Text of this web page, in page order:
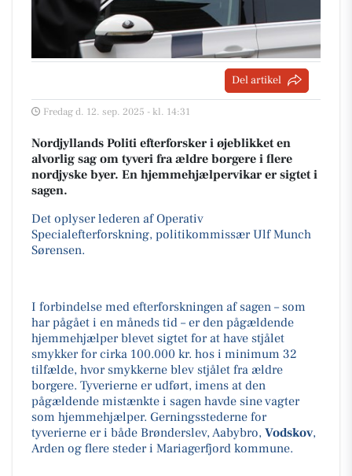
Del artikel
Fredag d. 12. sep. 2025 - kl. 14:31
Nordjyllands Politi efterforsker i øjeblikket en
alvorlig sag om tyveri fra ældre borgere i flere
nordjyske byer. En hjemmehjælpervikar er sigtet i
sagen.
Det oplyser lederen af Operativ
Specialefterforskning, politikommissær Ulf Munch
Sørensen.
I forbindelse med efterforskningen af sagen – som
har pågået i en måneds tid – er den pågældende
hjemmehjælper blevet sigtet for at have stjålet
smykker for cirka 100.000 kr. hos i minimum 32
tilfælde, hvor smykkerne blev stjålet fra ældre
borgere. Tyverierne er udført, imens at den
pågældende mistænkte i sagen havde sine vagter
som hjemmehjælper. Gerningsstederne for
tyverierne er i både Brønderslev, Aabybro, Vodskov,
Arden og flere steder i Mariagerfjord kommune.